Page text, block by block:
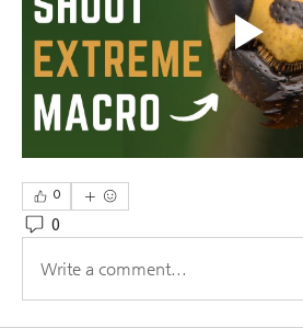
0
0
Write a comment...